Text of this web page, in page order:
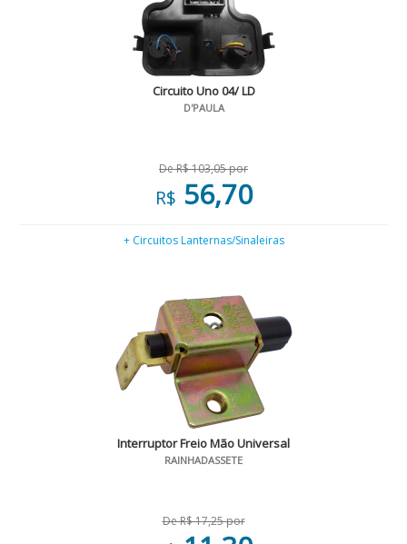
Circuito Uno 04/ LD
D'PAULA
De R$ 103,05 por
R$ 56,70
+ Circuitos Lanternas/Sinaleiras
Interruptor Freio Mão Universal
RAINHADASSETE
De R$ 17,25 por